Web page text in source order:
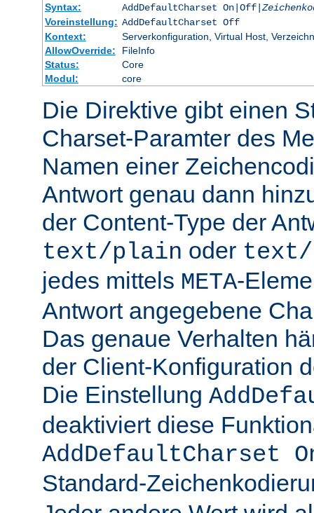
Syntax:
AddDefaultCharset On|Off|
Voreinstellung: AddDefaultCharset Off
Kontext:
Serverkonfiguration, Virtual Host,
AllowOverride:
FileInfo
Status:
Core
Modul:
core
Die Direktive gibt einen
Charset-Paramter des
Namen einer
Antwort genau dann
der Content-Type der
text/plain oder text/
jedes mittels META-
Antwort angegebene
Das genaue Verhalten
der Client-Konfiguration
Die Einstellung
deaktiviert diese
AddDefaultCharset
Standard-